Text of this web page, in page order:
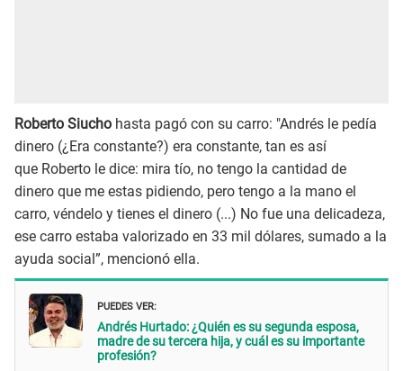
Roberto Siucho hasta pagó con su carro: "Andrés le pedía
dinero (¿Era constante?) era constante, tan es así
que Roberto le dice: mira tío, no tengo la cantidad de
dinero que me estas pidiendo, pero tengo a la mano el
carro, véndelo y tienes el dinero (...) No fue una delicadeza,
ese carro estaba valorizado en 33 mil dólares, sumado a la
ayuda social”, mencionó ella.
PUEDES VER:
Andrés Hurtado: ¿Quién es su segunda esposa,
madre de su tercera hija, y cuál es su importante
profesión?